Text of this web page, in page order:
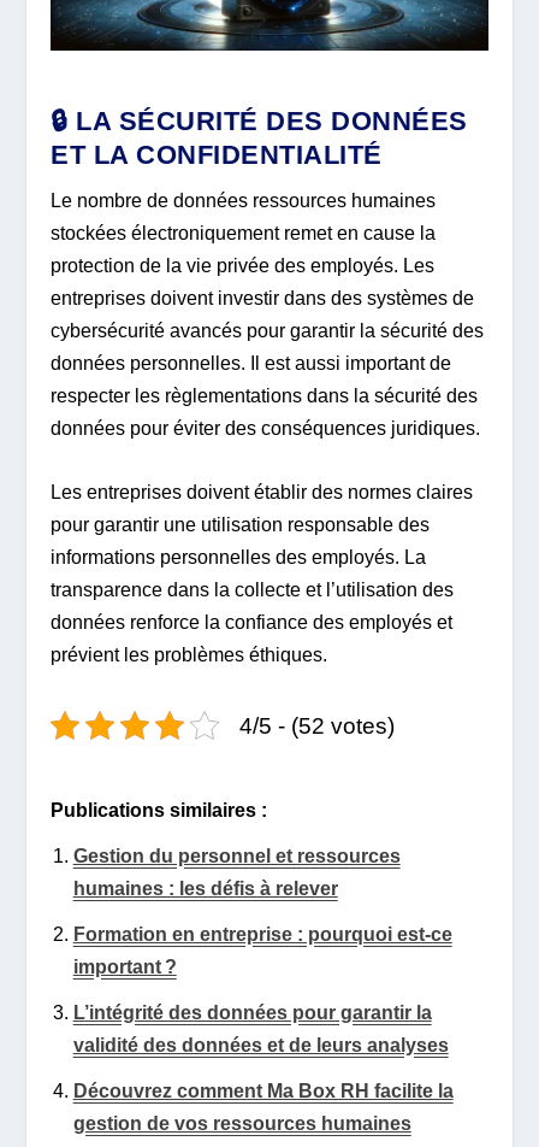
🔒 LA SÉCURITÉ DES DONNÉES
ET LA CONFIDENTIALITÉ
Le nombre de données ressources humaines
stockées électroniquement remet en cause la
protection de la vie privée des employés. Les
entreprises doivent investir dans des systèmes de
cybersécurité avancés pour garantir la sécurité des
données personnelles. Il est aussi important de
respecter les règlementations dans la sécurité des
données pour éviter des conséquences juridiques.
Les entreprises doivent établir des normes claires
pour garantir une utilisation responsable des
informations personnelles des employés. La
transparence dans la collecte et l’utilisation des
données renforce la confiance des employés et
prévient les problèmes éthiques.
4/5 - (52 votes)
Publications similaires :
Gestion du personnel et ressources
humaines : les défis à relever
Formation en entreprise : pourquoi est-ce
important ?
L’intégrité des données pour garantir la
validité des données et de leurs analyses
Découvrez comment Ma Box RH facilite la
gestion de vos ressources humaines